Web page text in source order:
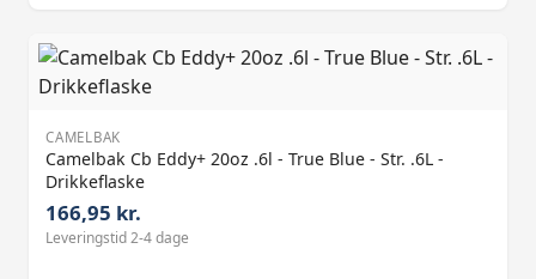
CAMELBAK
Camelbak Cb Eddy+ 20oz .6l - True Blue - Str. .6L -
Drikkeflaske
166,95 kr.
Leveringstid 2-4 dage